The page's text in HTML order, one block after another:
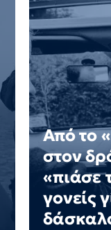
Από το
στον
«πιάσε
γονείς